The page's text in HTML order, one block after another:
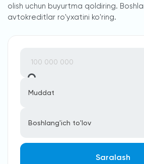
olish uchun buyurtma qoldiring.
avtokreditlar ro'yxatini ko'ring.
Muddat
Boshlang'ich to'lov
Saralash